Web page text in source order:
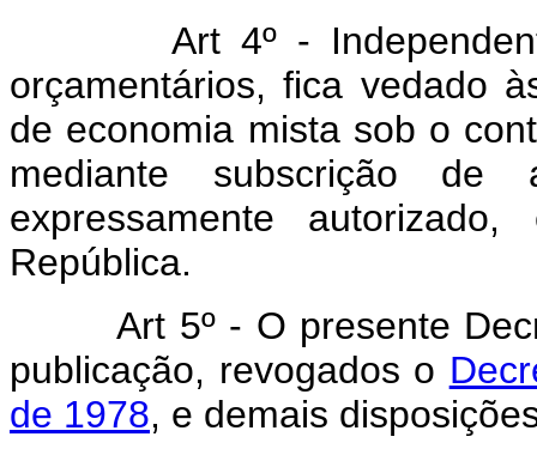
Art 4º -
orçamentários, fica vedado
de economia mista sob o
mediante subscrição
expressamente
República.
Art 5º - O presente
publicação, revogados o
de 1978, e demais